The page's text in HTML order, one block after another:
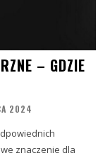
– GDZIE
2024
znaczenie dla